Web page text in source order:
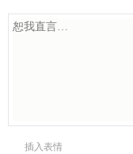
插入表情